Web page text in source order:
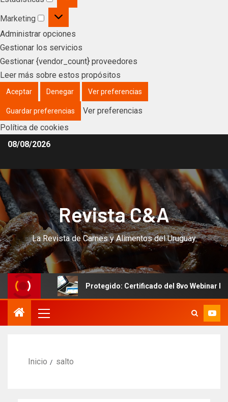
Marketing
Administrar opciones
Gestionar los servicios
Gestionar {vendor_count} proveedores
Leer más sobre estos propósitos
Aceptar Denegar Ver preferencias
Guardar preferencias
Ver preferencias
Política de cookies
08/08/2026
Revista C&A
La Revista de Carnes y Alimentos del Uruguay
Protegido: Certificado del 8vo Webinar
Inicio salto